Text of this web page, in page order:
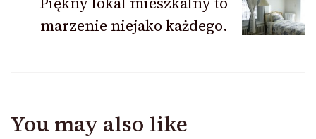
marzenie niejako każdego.
You may also like